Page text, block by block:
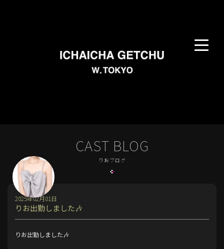
CAST BLOG
りおブログ
りお出勤しました🎶
2025年02月01日
りお出勤しました🎶